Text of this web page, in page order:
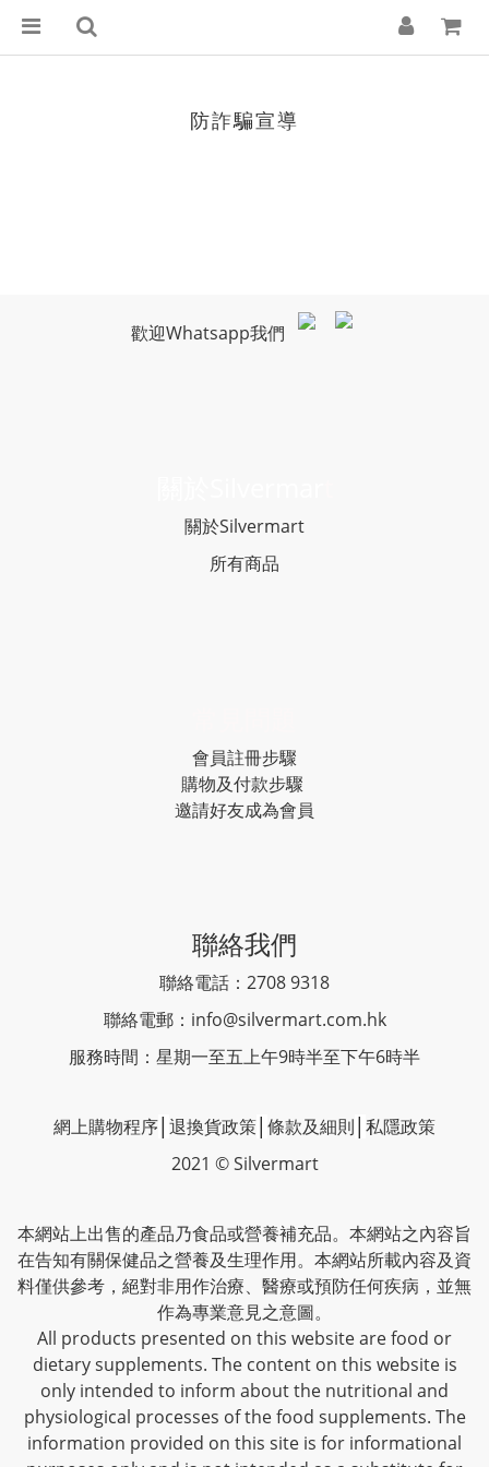
防詐騙宣導
歡迎Whatsapp我們
關於Silvermart
所有商品
會員註冊步驟
購物及付款步驟
邀請好友成為會員
聯絡我們
聯絡電話：2708 9318
聯絡電郵： info@silvermart.com.hk
服務時間：星期一至五上午9時半至下午6時半
網上購物程序 退換貨政策 條款及細則 私隱政策
2021 © Silvermart
本網站上出售的產品乃食品或營養補充品。本網站之內容旨
在告知有關保健品之營養及生理作用。本網站所載內容及資
料僅供參考，絕對非用作治療、醫療或預防任何疾病，並無
作為專業意見之意圖。
All products presented on this website are food or
dietary supplements. The content on this website is
only intended to inform about the nutritional and
physiological processes of the food supplements. The
information provided on this site is for informational